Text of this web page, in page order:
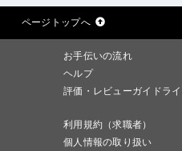
ページトップへ
お手伝いの流れ
ヘルプ
評価・レビューガイドラ
利用規約（求職者）
個人情報の取り扱い